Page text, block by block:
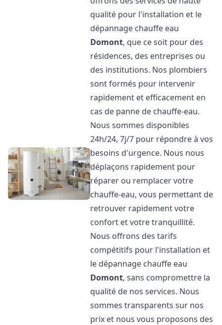
qualité pour l'installation et le
dépannage chauffe eau
Domont, que ce soit pour des
résidences, des entreprises ou
des institutions. Nos plombiers
sont formés pour intervenir
rapidement et efficacement en
cas de panne de chauffe-eau.
Nous sommes disponibles
24h/24, 7j/7 pour répondre à vos
besoins d'urgence. Nous nous
déplaçons rapidement pour
réparer ou remplacer votre
chauffe-eau, vous permettant de
retrouver rapidement votre
confort et votre tranquillité.
Nous offrons des tarifs
compétitifs pour l'installation et
le dépannage chauffe eau
Domont, sans compromettre la
qualité de nos services. Nous
sommes transparents sur nos
prix et nous vous proposons des